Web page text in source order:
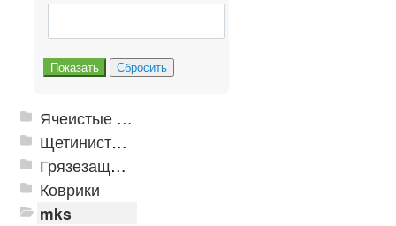
Ячеистые грязезащитные покрытия
Щетинистые покрытия
Грязезащитные, влаговпитывающие покрытия
Коврики
mks